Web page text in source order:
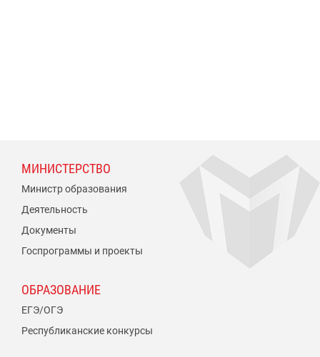
МИНИСТЕРСТВО
Министр образования
Деятельность
Документы
Госпрограммы и проекты
ОБРАЗОВАНИЕ
ЕГЭ/ОГЭ
Республиканские конкурсы